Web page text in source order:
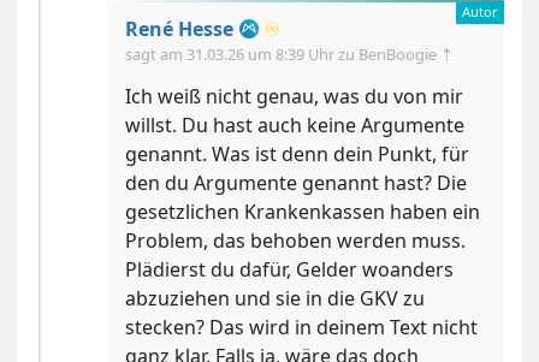
René Hesse ♾️
sagt am 31.03.26 um 8:39 Uhrzu BenBoogie ⇡
Ich weiß nicht genau, was du von mir
willst. Du hast auch keine Argumente
genannt. Was ist denn dein Punkt, für
den du Argumente genannt hast? Die
gesetzlichen Krankenkassen haben ein
Problem, das behoben werden muss.
Plädierst du dafür, Gelder woanders
abzuziehen und sie in die GKV zu
stecken? Das wird in deinem Text nicht
ganz klar. Falls ja, wäre das doch